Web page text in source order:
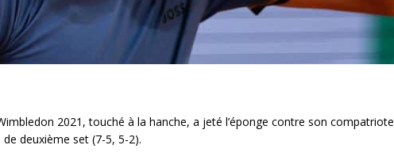
2021, touché à la hanche, a jeté l’éponge contre son compatriote
deuxième set (7-5, 5-2).